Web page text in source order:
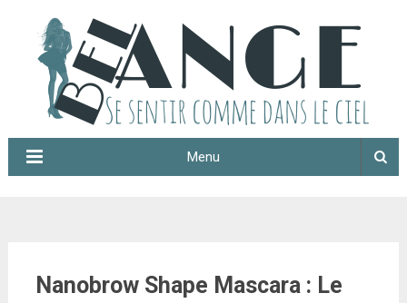
Menu
Nanobrow Shape Mascara : Le